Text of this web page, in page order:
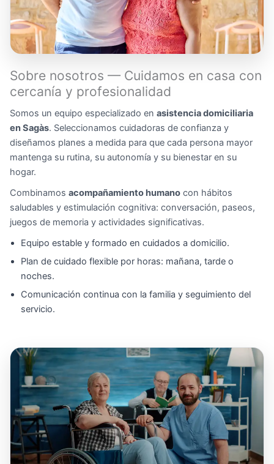
Sobre nosotros — Cuidamos en casa con
cercanía y profesionalidad
Somos un equipo especializado en asistencia domiciliaria
en Sagàs. Seleccionamos cuidadoras de confianza y
diseñamos planes a medida para que cada persona mayor
mantenga su rutina, su autonomía y su bienestar en su
hogar.
Combinamos acompañamiento humano con hábitos
saludables y estimulación cognitiva: conversación, paseos,
juegos de memoria y actividades significativas.
Equipo estable y formado en cuidados a domicilio.
Plan de cuidado flexible por horas: mañana, tarde o
noches.
Comunicación continua con la familia y seguimiento del
servicio.